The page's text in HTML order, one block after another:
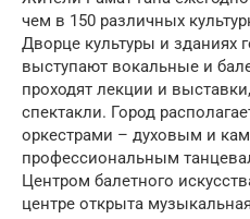
чем в 150 различных
Дворце культуры и зданиях
выступают вокальные и
проходят лекции и
спектакли. Город
оркестрами – духовым и
профессиональным
Центром балетного
центре открыта